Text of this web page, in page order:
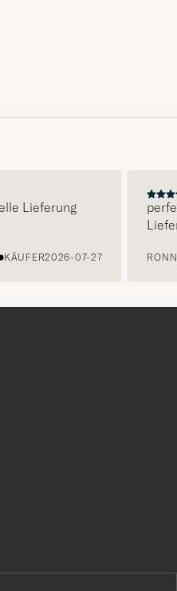
Lieferung
2026-07-27 RONNY